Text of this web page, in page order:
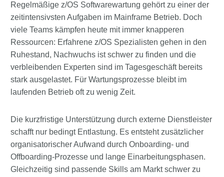
Regelmäßige z/OS Softwarewartung gehört zu einer der
zeitintensivsten Aufgaben im Mainframe Betrieb. Doch
viele Teams kämpfen heute mit immer knapperen
Ressourcen: Erfahrene z/OS Spezialisten gehen in den
Ruhestand, Nachwuchs ist schwer zu finden und die
verbleibenden Experten sind im Tagesgeschäft bereits
stark ausgelastet. Für Wartungsprozesse bleibt im
laufenden Betrieb oft zu wenig Zeit.
Die kurzfristige Unterstützung durch externe Dienstleister
schafft nur bedingt Entlastung. Es entsteht zusätzlicher
organisatorischer Aufwand durch Onboarding- und
Offboarding-Prozesse und lange Einarbeitungsphasen.
Gleichzeitig sind passende Skills am Markt schwer zu